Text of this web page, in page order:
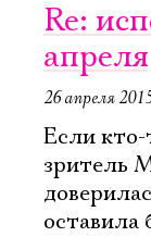
Re:
апреля
26 апреля
Если
зритель
оставила